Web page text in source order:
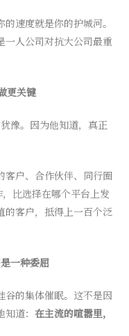
速度就是你的护城河。
人公司对抗大公司最重
更关键
豫。因为他知道，真正
客户、合作伙伴、同行圈
比选择在哪个平台上发
的客户，抵得上一百个泛
一种委屈
谷的集体催眠。这不是因
道： 在主流的喧嚣里，